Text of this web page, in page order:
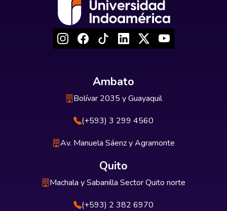
Ambato
Bolívar 2035 y Guayaquil
(+593) 3 299 4560
Av. Manuela Sáenz y Agramonte
Quito
Machala y Sabanilla Sector Quito norte
(+593) 2 382 6970